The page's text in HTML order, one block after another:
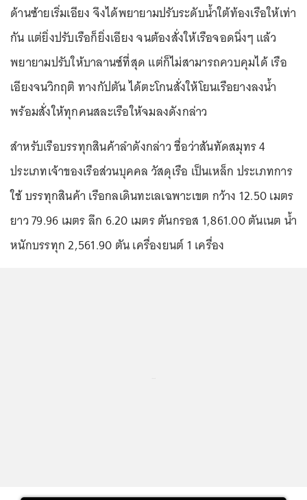
ด้านซ้ายเริ่มเอียง จึงได้พยายามปรับระดับน้ำใต้ท้องเรือให้เท่า
กัน แต่ยิ่งปรับเรือก็ยิ่งเอียง จนต้องสั่งให้เรือจอดนิ่งๆ แล้ว
พยายามปรับให้บาลานซ์ที่สุด แต่ก็ไม่สามารถควบคุมได้ เรือ
เอียงจนวิกฤติ ทางกัปตัน ได้ตะโกนสั่งให้โยนเรือยางลงน้ำ
พร้อมสั่งให้ทุกคนสละเรือให้จมลงดังกล่าว
สำหรับเรือบรรทุกสินค้าลำดังกล่าว ชื่อว่าสันทัดสมุทร 4
ประเภทเจ้าของเรือส่วนบุคคล วัสดุเรือ เป็นเหล็ก ประเภทการ
ใช้ บรรทุกสินค้า เรือกลเดินทะเลเฉพาะเขต กว้าง 12.50 เมตร
ยาว 79.96 เมตร ลึก 6.20 เมตร ตันกรอส 1,861.00 ตันเนต น้ำ
หนักบรรทุก 2,561.90 ตัน เครื่องยนต์ 1 เครื่อง